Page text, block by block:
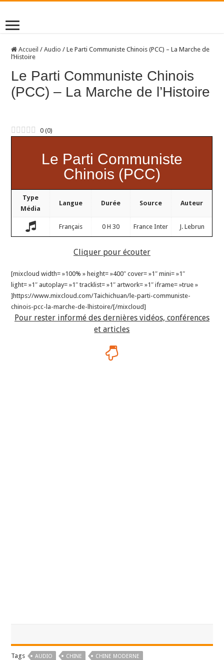
Accueil / Audio / Le Parti Communiste Chinois (PCC) – La Marche de
l’Histoire
Le Parti Communiste Chinois
(PCC) – La Marche de l’Histoire
0 (0)
Le Parti Communiste
Chinois (PCC)
Type
Média
Langue Durée Source Auteur
Français 0 H 30 France Inter J. Lebrun
Cliquer pour écouter
[mixcloud width= »100% » height= »400″ cover= »1″ mini= »1″
light= »1″ autoplay= »1″ tracklist= »1″ artwork= »1″ iframe= »true »
]https://www.mixcloud.com/Taichichuan/le-parti-communiste-
chinois-pcc-la-marche-de-lhistoire/[/mixcloud]
Pour rester informé des dernières vidéos, conférences
et articles
Tags AUDIO CHINE
CHINE MODERNE